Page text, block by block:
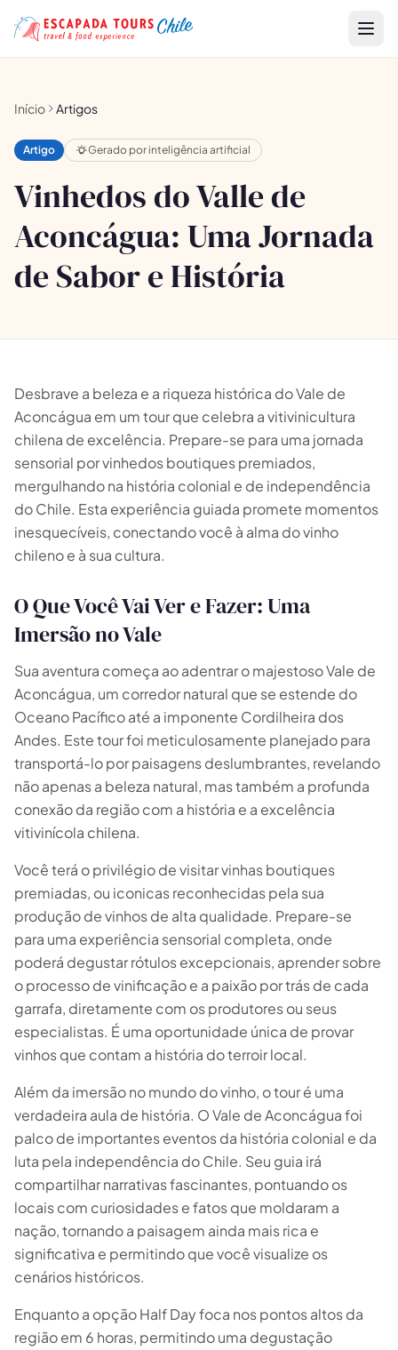
Início Artigos
Artigo Gerado por inteligência artificial
Vinhedos do Valle de
Aconcágua: Uma Jornada
de Sabor e História
Desbrave a beleza e a riqueza histórica do Vale de
Aconcágua em um tour que celebra a vitivinicultura
chilena de excelência. Prepare-se para uma jornada
sensorial por vinhedos boutiques premiados,
mergulhando na história colonial e de independência
do Chile. Esta experiência guiada promete momentos
inesquecíveis, conectando você à alma do vinho
chileno e à sua cultura.
O Que Você Vai Ver e Fazer: Uma
Imersão no Vale
Sua aventura começa ao adentrar o majestoso Vale de
Aconcágua, um corredor natural que se estende do
Oceano Pacífico até a imponente Cordilheira dos
Andes. Este tour foi meticulosamente planejado para
transportá-lo por paisagens deslumbrantes, revelando
não apenas a beleza natural, mas também a profunda
conexão da região com a história e a excelência
vitivinícola chilena.
Você terá o privilégio de visitar vinhas boutiques
premiadas, ou iconicas reconhecidas pela sua
produção de vinhos de alta qualidade. Prepare-se
para uma experiência sensorial completa, onde
poderá degustar rótulos excepcionais, aprender sobre
o processo de vinificação e a paixão por trás de cada
garrafa, diretamente com os produtores ou seus
especialistas. É uma oportunidade única de provar
vinhos que contam a história do terroir local.
Além da imersão no mundo do vinho, o tour é uma
verdadeira aula de história. O Vale de Aconcágua foi
palco de importantes eventos da história colonial e da
luta pela independência do Chile. Seu guia irá
compartilhar narrativas fascinantes, pontuando os
locais com curiosidades e fatos que moldaram a
nação, tornando a paisagem ainda mais rica e
significativa e permitindo que você visualize os
cenários históricos.
Enquanto a opção Half Day foca nos pontos altos da
região em 6 horas, permitindo uma degustação
E Escapada Tours Chile
Guias profissionais · 26 anos
Online